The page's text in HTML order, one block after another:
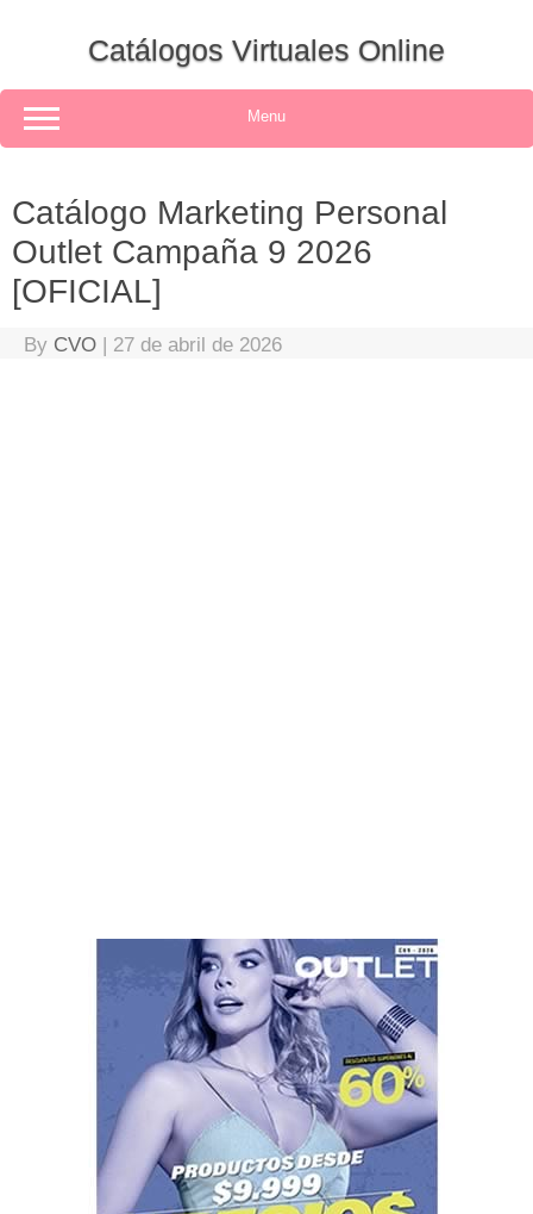
Catálogos Virtuales Online
Menu
Catálogo Marketing Personal
Outlet Campaña 9 2026
[OFICIAL]
By CVO | 27 de abril de 2026